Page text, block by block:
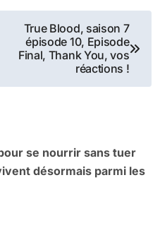
True Blood, saison 7
épisode 10, Episode
Final, Thank You, vos
réactions !
se nourrir sans tuer
désormais parmi les